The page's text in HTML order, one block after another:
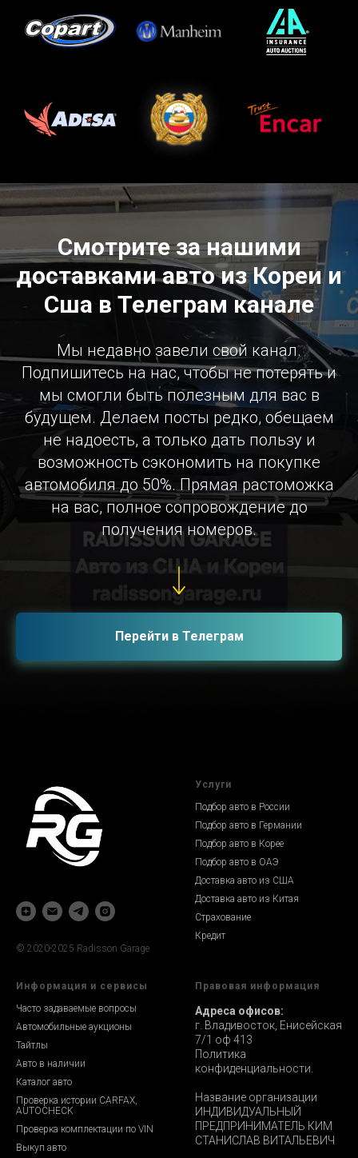
Смотрите за нашими
доставками авто из Кореи и
Сша в Телеграм канале
Мы недавно завели свой канал.
Подпишитесь на нас, чтобы не потерять и
мы смогли быть полезным для вас в
будущем. Делаем посты редко, обещаем
не надоесть, а только дать пользу и
возможность сэкономить на покупке
автомобиля до 50%. Прямая растоможка
на вас, полное сопровождение до
получения номеров.
Перейти в Телеграм
© 2020-2025 Radisson Garage
Услуги
Подбор авто в России
Подбор авто в Германии
Подбор авто в Корее
Подбор авто в ОАЭ
Доставка авто из США
Доставка авто из Китая
Страхование
Кредит
Информация и сервисы
Часто задаваемые вопросы
Автомобильные аукционы
Тайтлы
Авто в наличии
Каталог авто
Проверка истории CARFAX,
AUTOCHECK
Проверка комплектации по VIN
Выкуп авто
Правовая информация
Адреса офисов:
г. Владивосток, Енисейская
7/1 оф 413
Политика
конфиденциальности.
Название организации
ИНДИВИДУАЛЬНЫЙ
ПРЕДПРИНИМАТЕЛЬ КИМ
СТАНИСЛАВ ВИТАЛЬЕВИЧ